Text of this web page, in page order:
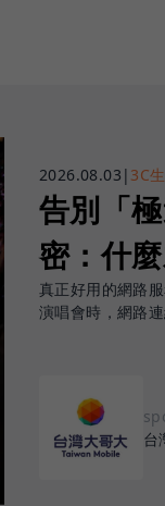
2026.08.03 | 3C
告別「
密：什
真正好用的網路
演唱會時，網路
台